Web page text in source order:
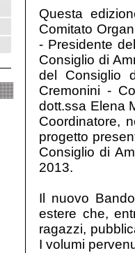
Questa
Comitato
- Presidente
Consiglio di
del Consiglio
Cremonini -
dott.ssa Elena
Coordinatore,
progetto
Consiglio di
2013.
Il nuovo
estere che,
ragazzi,
I volumi